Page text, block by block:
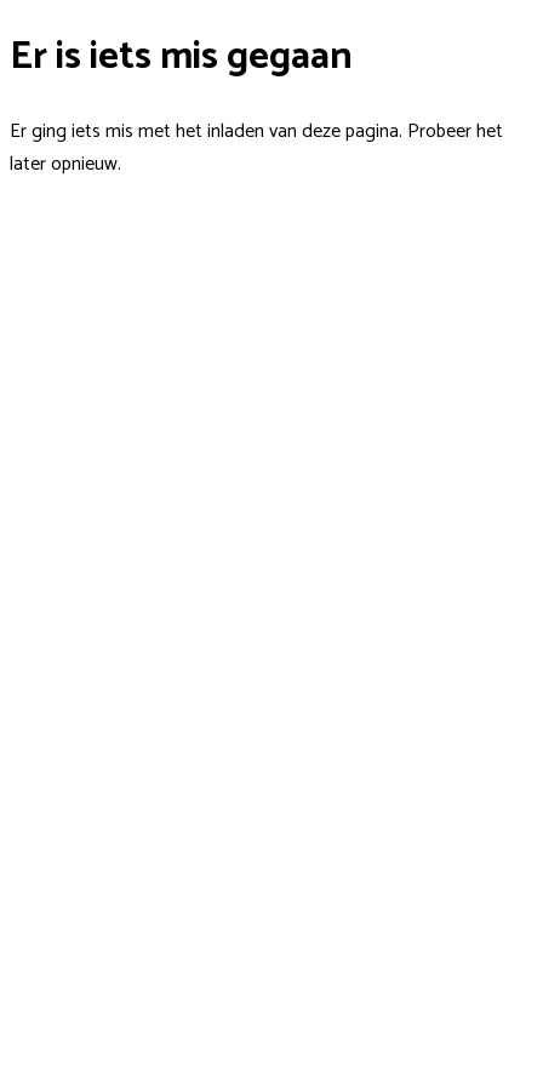
Er is iets mis gegaan
Er ging iets mis met het inladen van deze pagina. Probeer het
later opnieuw.